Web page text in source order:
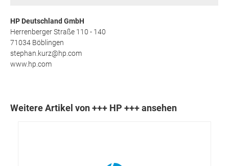
HP Deutschland GmbH
Herrenberger Straße 110 - 140
71034 Böblingen
stephan.kurz@hp.com
www.hp.com
Weitere Artikel von +++ HP +++ ansehen